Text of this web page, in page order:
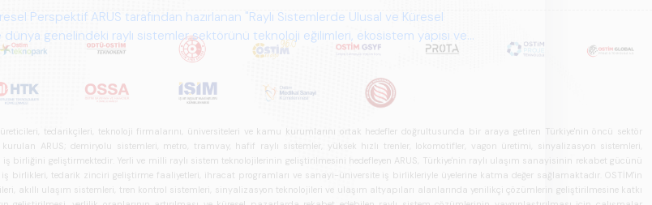
Perspektif ARUS tarafından hazırlanan "Raylı Sistemlerde Ulusal ve Küresel
genelindeki raylı sistemler sektörünü teknoloji eğilimleri, ekosistem yapısı ve
ele alan bir referans çalışmasıdır.
tedarikçileri, teknoloji firmalarını, üniversiteleri ve kamu kurumlarını ortak hedefler doğrultusunda bir araya getiren Türkiye'nin öncü sektör
ARUS; demiryolu sistemleri, metro, tramvay, hafif raylı sistemler, yüksek hızlı trenler, lokomotifler, vagon üretimi, sinyalizasyon sistemleri,
birliğini geliştirmektedir. Yerli ve milli raylı sistem teknolojilerinin geliştirilmesini hedefleyen ARUS, Türkiye'nin raylı ulaşım sanayisinin rekabet gücünü
birlikleri, tedarik zinciri geliştirme faaliyetleri, ihracat programları ve sanayi-üniversite iş birlikleriyle üyelerine katma değer sağlamaktadır. OSTİM'in
akıllı ulaşım sistemleri, tren kontrol sistemleri, sinyalizasyon teknolojileri ve ulaşım altyapıları alanlarında yenilikçi çözümlerin geliştirilmesine katkı